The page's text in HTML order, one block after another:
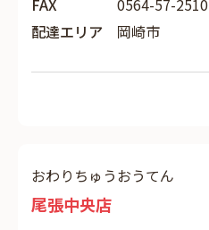
FAX
0564-57-2510
配達エリア
岡崎市
おわりちゅうおうてん
尾張中央店